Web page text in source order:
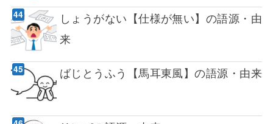
しょうがない【仕様が無い】の語源・由
来
ばじとうふう【馬耳東風】の語源・由来